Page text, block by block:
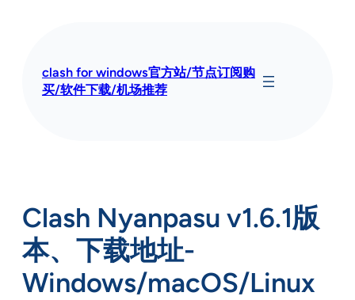
clash for windows官方站/节点订阅购
买/软件下载/机场推荐
Clash Nyanpasu v1.6.1版
本、下载地址-
Windows/macOS/Linux